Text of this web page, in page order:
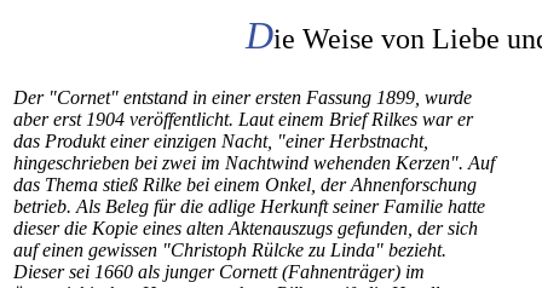
Die Weise von Liebe
Der "Cornet" entstand in einer ersten Fassung 1899, wurde
aber erst 1904 veröffentlicht. Laut einem Brief Rilkes war er
das Produkt einer einzigen Nacht, "einer Herbstnacht,
hingeschrieben bei zwei im Nachtwind wehenden Kerzen". Auf
das Thema stieß Rilke bei einem Onkel, der Ahnenforschung
betrieb. Als Beleg für die adlige Herkunft seiner Familie hatte
dieser die Kopie eines alten Aktenauszugs gefunden, der sich
auf einen gewissen "Christoph Rülcke zu Linda" bezieht.
Dieser sei 1660 als junger Cornett (Fahnenträger) im